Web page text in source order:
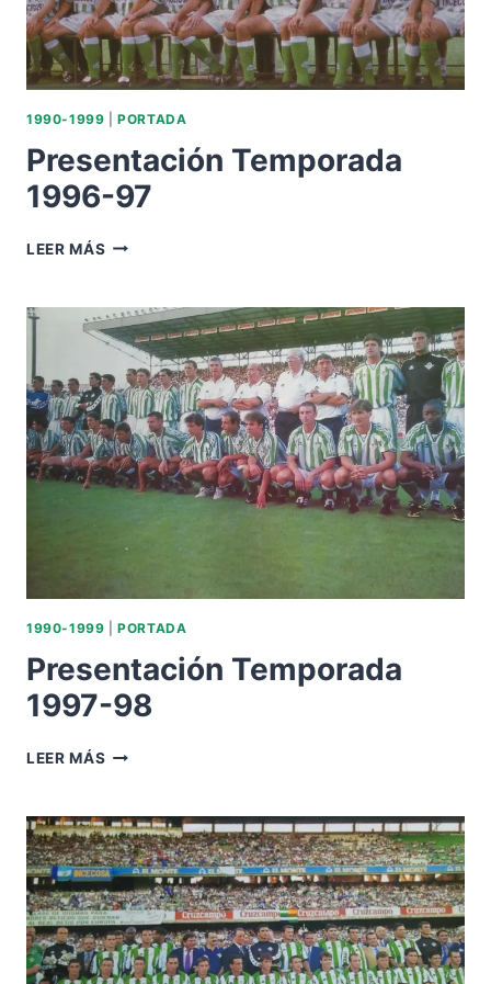
1990-1999 |PORTADA
Presentación Temporada
1996-97
LEER MÁS PRESENTACIÓN
97
1990-1999 |PORTADA
Presentación Temporada
1997-98
LEER MÁS PRESENTACIÓN
98